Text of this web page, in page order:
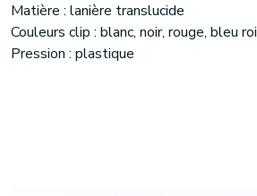
Matière : lanière translucide
Couleurs clip : blanc, noir, rouge, bleu roi
Pression : plastique